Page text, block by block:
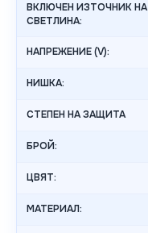
ВКЛЮЧЕН ИЗТОЧНИК НА
СВЕТЛИНА:
НАПРЕЖЕНИЕ (V):
НИШКА:
СТЕПЕН НА ЗАЩИТА
БРОЙ:
ЦВЯТ:
МАТЕРИАЛ: